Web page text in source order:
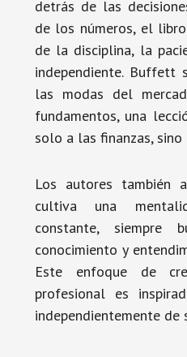
detrás de las
de los números, el
de la disciplina, la
independiente. Buffett
las modas del
fundamentos, una
solo a las finanzas,
Los autores también
cultiva una
constante, siempre
conocimiento y
Este enfoque de
profesional es
independientemente de